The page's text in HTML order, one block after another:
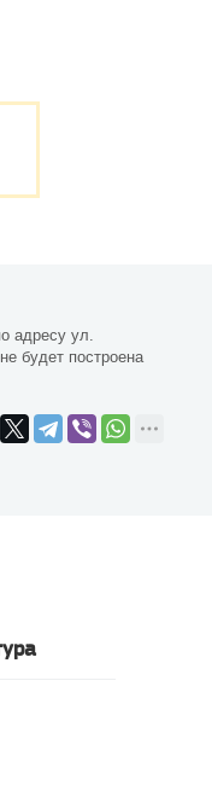
адресу ул.
будет построена